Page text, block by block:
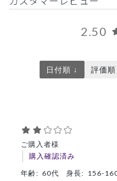
2.50
日付順 ↓ 評価順
ご購入者様
購入確認済み
年齢: 60代 身長: 156-